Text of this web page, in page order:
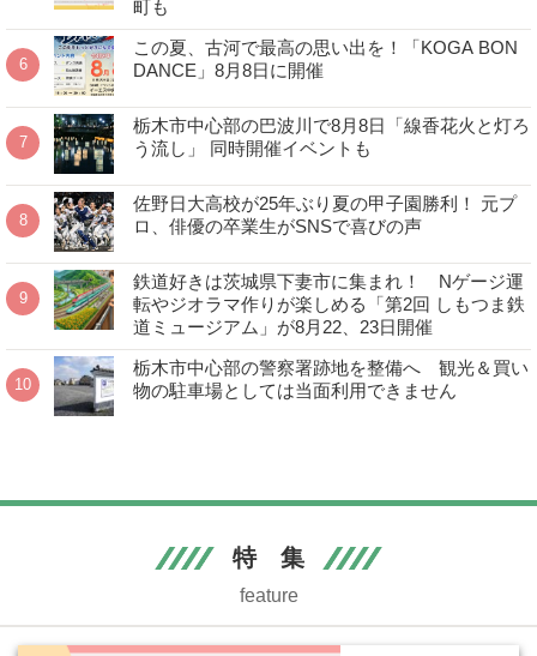
町も
この夏、古河で最高の思い出を！「KOGA BON
DANCE」8月8日に開催
栃木市中心部の巴波川で8月8日「線香花火と灯ろ
う流し」 同時開催イベントも
佐野日大高校が25年ぶり夏の甲子園勝利！ 元プ
ロ、俳優の卒業生がSNSで喜びの声
鉄道好きは茨城県下妻市に集まれ！ Nゲージ運
転やジオラマ作りが楽しめる「第2回 しもつま鉄
道ミュージアム」が8月22、23日開催
栃木市中心部の警察署跡地を整備へ 観光＆買い
物の駐車場としては当面利用できません
特 集
feature